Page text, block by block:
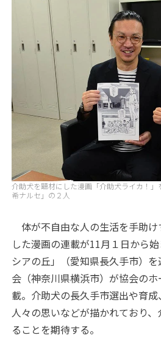
介助犬を題材にした漫画「介助犬ライカ！
希ナルセ」の２人
体が不自由な人の生活を手助
した漫画の連載が11月１日から
シアの丘」（愛知県長久手市）
会（神奈川県横浜市）が協会の
載。介助犬の長久手市選出や育
人々の思いなどが描かれており
ることを期待する。